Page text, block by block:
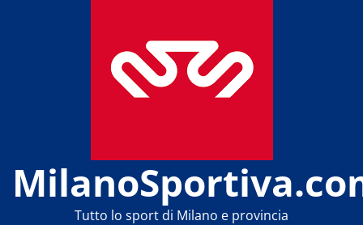
Tutto lo sport di Milano e provincia